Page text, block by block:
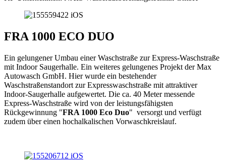
FRA 1000 ECO DUO
Ein gelungener Umbau einer Waschstraße zur Express-Waschstraße
mit Indoor Saugerhalle. Ein weiteres gelungenes Projekt der Max
Autowasch GmbH. Hier wurde ein bestehender
Waschstraßenstandort zur Expresswaschstraße mit attraktiver
Indoor-Saugerhalle aufgewertet. Die ca. 40 Meter messende
Express-Waschstraße wird von der leistungsfähigsten
Rückgewinnung "FRA 1000 Eco Duo" versorgt und verfügt
zudem über einen hochalkalischen Vorwaschkreislauf.